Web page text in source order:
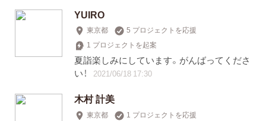
YUIRO
東京都
5 プロジェクトを応援
1 プロジェクトを起案
夏詣楽しみにしています。がんばってくださ
い！
2021/06/18 17:30
木村 計美
東京都 1 プロジェクトを応援